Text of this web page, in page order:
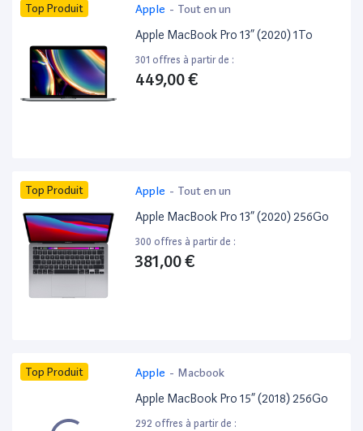
Top Produit Apple - Tout en un
Apple MacBook Pro 13” (2020) 1To
301 offres à partir de :
449,00 €
Top Produit Apple - Tout en un
Apple MacBook Pro 13” (2020) 256Go
300 offres à partir de :
381,00 €
Top Produit Apple - Macbook
Apple MacBook Pro 15” (2018) 256Go
292 offres à partir de :